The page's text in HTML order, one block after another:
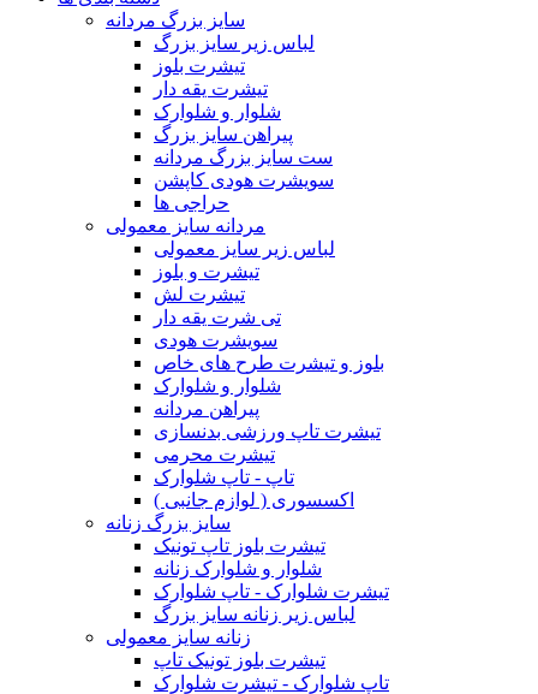
سایز بزرگ مردانه
لباس زیر سایز بزرگ
تیشرت بلوز
تیشرت یقه دار
شلوار و شلوارک
پیراهن سایز بزرگ
ست سایز بزرگ مردانه
سویشرت هودی کاپشن
حراجی ها
مردانه سایز معمولی
لباس زیر سایز معمولی
تیشرت و بلوز
تیشرت لش
تی شرت یقه دار
سویشرت هودی
بلوز و تیشرت طرح های خاص
شلوار و شلوارک
پیراهن مردانه
تیشرت تاپ ورزشی بدنسازی
تیشرت محرمی
تاپ - تاپ شلوارک
اکسسوری ( لوازم جانبی )
سایز بزرگ زنانه
تیشرت بلوز تاپ تونیک
شلوار و شلوارک زنانه
تیشرت شلوارک - تاپ شلوارک
لباس زیر زنانه سایز بزرگ
زنانه سایز معمولی
تیشرت بلوز تونیک تاپ
تاپ شلوارک - تیشرت شلوارک